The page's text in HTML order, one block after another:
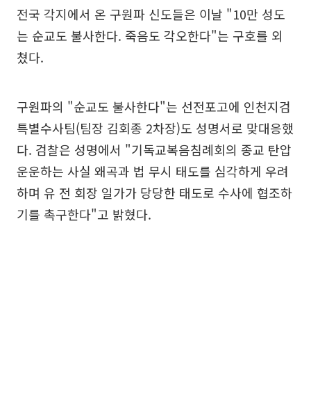
전국 각지에서 온 구원파 신도들은 이날 "10만 성도
는 순교도 불사한다. 죽음도 각오한다"는 구호를 외
쳤다.
구원파의 "순교도 불사한다"는 선전포고에 인천지검
특별수사팀(팀장 김회종 2차장)도 성명서로 맞대응했
다. 검찰은 성명에서 "기독교복음침례회의 종교 탄압
운운하는 사실 왜곡과 법 무시 태도를 심각하게 우려
하며 유 전 회장 일가가 당당한 태도로 수사에 협조하
기를 촉구한다"고 밝혔다.